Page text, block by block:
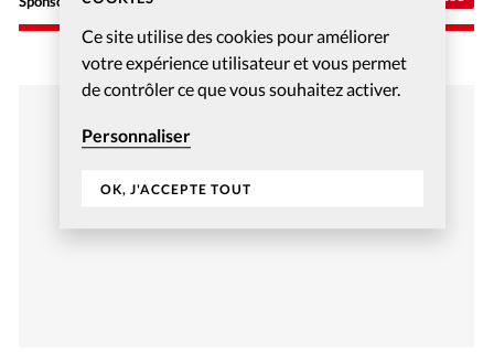
Ce site utilise des cookies pour améliorer
votre expérience utilisateur et vous permet
de contrôler ce que vous souhaitez activer.
Personnaliser
OK, J'ACCEPTE TOUT